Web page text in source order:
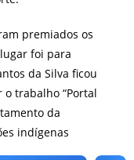
premiados os
foi para
da Silva ficou
trabalho “Portal
da
indígenas